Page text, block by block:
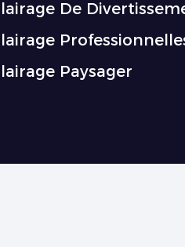
De
Paysager